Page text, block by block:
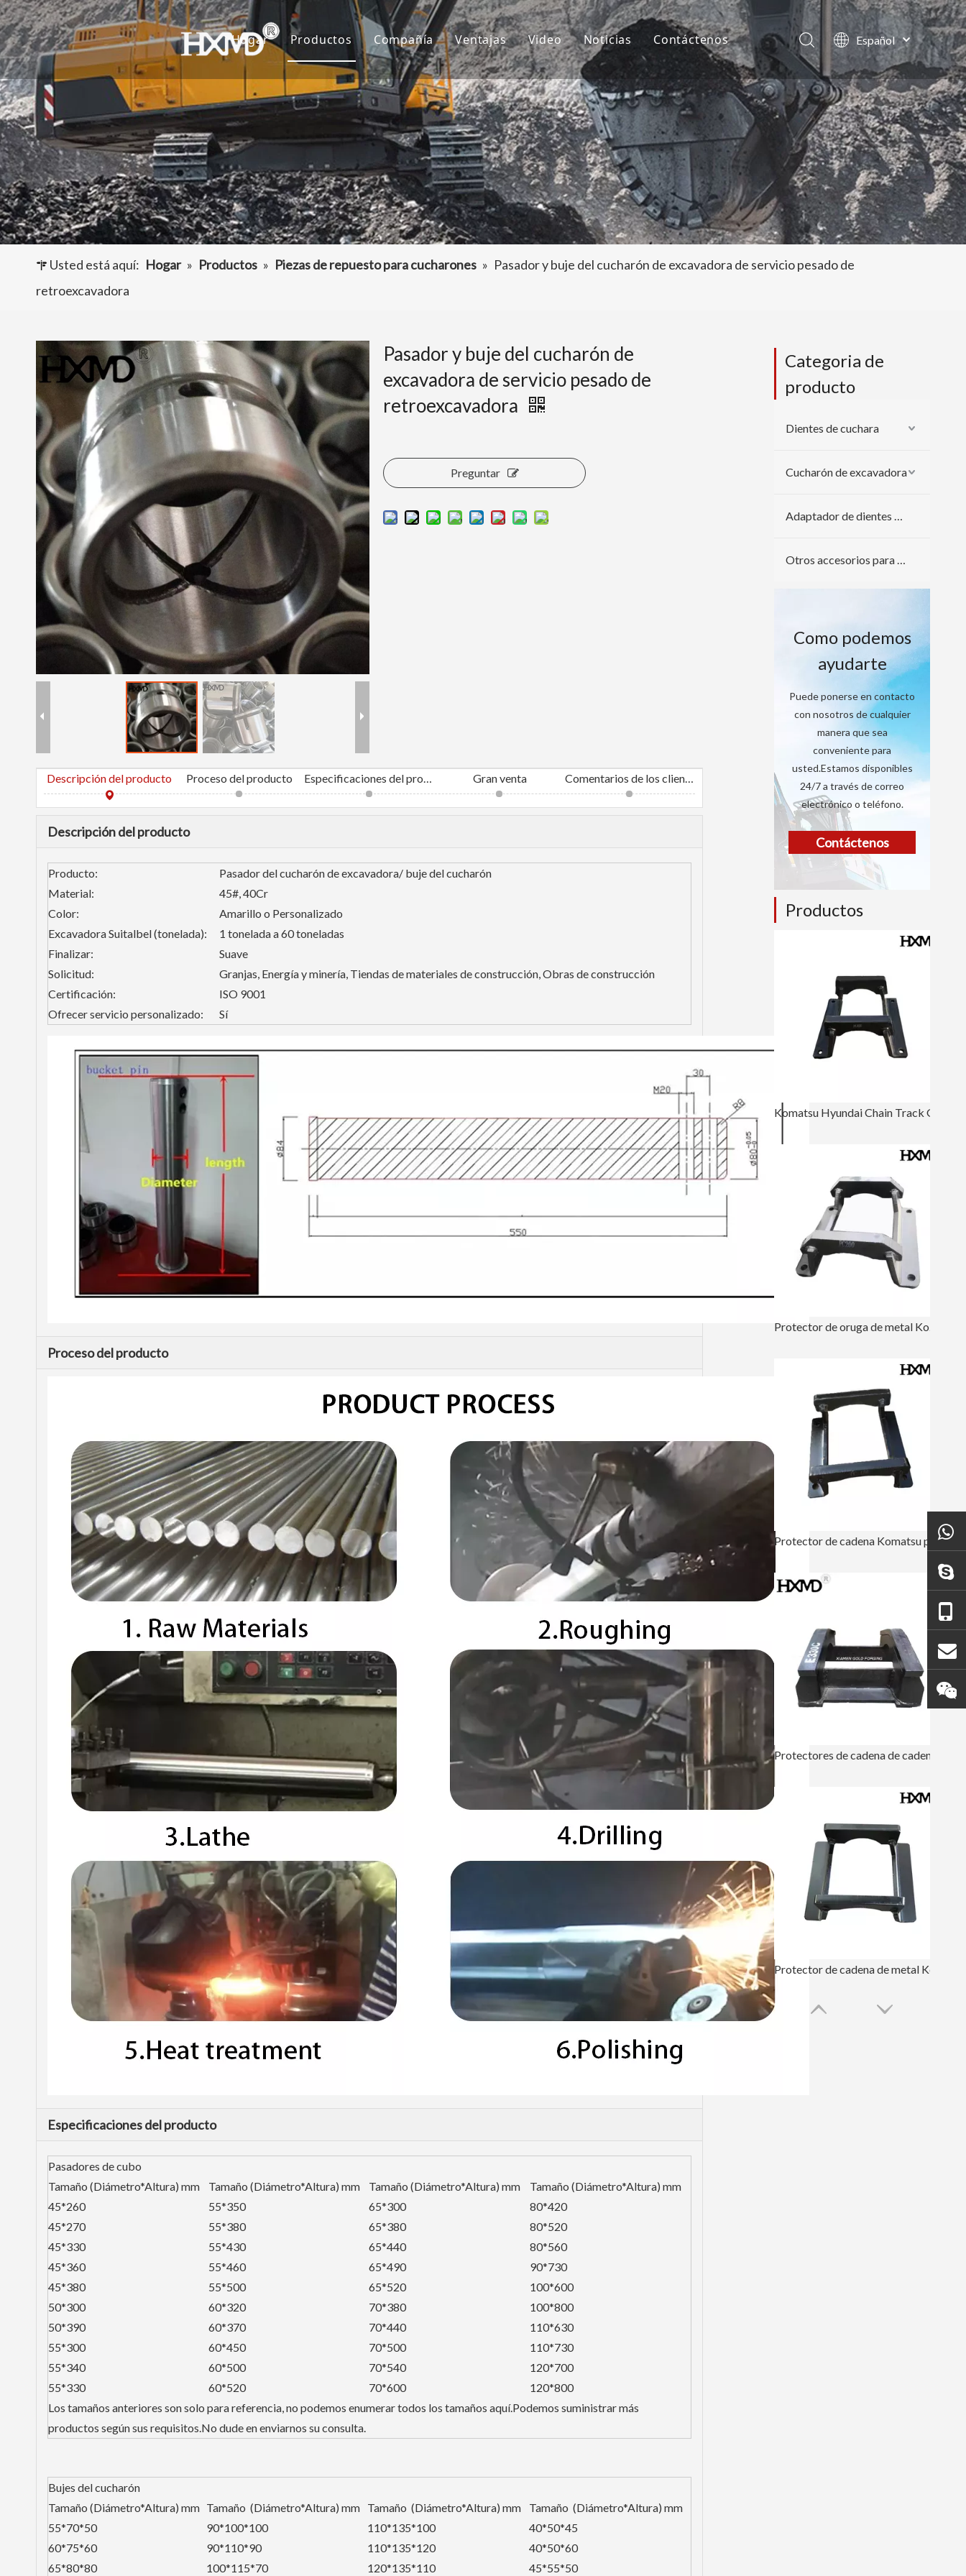
Hogar Productos
Dientes de cubo
Cubo de excavadora
Adaptador de dientes de cubo
Otros accesorios para excavadoras
Compañía
Sobre nosotros
Cultura
Preguntas más frecuentes
Ventajas
I+D
Producción
Servicio
Video Noticias
Noticias de la compañía
Proyectos
Contáctenos
Español
English
العربية
Français
Pусский
Português
Usted está aquí: Hogar » Productos » Piezas de repuesto para cucharones » Pasador y buje del cucharón de excavadora de servicio pesado de
retroexcavadora
Pasador y buje del cucharón de
excavadora de servicio pesado de
retroexcavadora
Preguntar
Descripción del producto Proceso del producto Especificaciones del producto Gran venta Comentarios de los clientes
Descripción del producto
Producto:
Pasador del cucharón de excavadora/ buje del cucharón
Material:
45#, 40Cr
Color:
Amarillo o Personalizado
Excavadora Suitalbel (tonelada):
1 tonelada a 60 toneladas
Finalizar:
Suave
Solicitud:
Granjas, Energía y minería, Tiendas de materiales de construcción, Obras de construcción
Certificación:
ISO 9001
Ofrecer servicio personalizado:
Sí
Proceso del producto
Especificaciones del producto
Pasadores de cubo
Tamaño (Diámetro*Altura) mm
Tamaño (Diámetro*Altura) mm Tamaño (Diámetro*Altura) mm
Tamaño (Diámetro*Altura) mm
45*260
55*350 65*300
80*420
45*270
55*380 65*380
80*520
45*330
55*430 65*440
80*560
45*360
55*460 65*490
90*730
45*380
55*500 65*520
100*600
50*300
60*320 70*380
100*800
50*390
60*370 70*440
110*630
55*300
60*450 70*500
110*730
55*340
60*500 70*540
120*700
55*330
60*520 70*600
120*800
Los tamaños anteriores son solo para referencia, no podemos enumerar todos los tamaños aquí.Podemos suministrar más
productos según sus requisitos.No dude en enviarnos su consulta.
Bujes del cucharón
Tamaño (Diámetro*Altura) mm Tamaño (Diámetro*Altura) mm Tamaño (Diámetro*Altura) mm
Tamaño (Diámetro*Altura) mm
55*70*50
90*100*100 110*135*100
40*50*45
60*75*60
90*110*90 110*135*120
40*50*60
65*80*80
100*115*70 120*135*110 45*55*50
Categoria de
producto
Dientes de cuchara
Cucharón de excavadora
Adaptador de dientes de cuchara
Otros accesorios para excavadoras
Como podemos
ayudarte
Puede ponerse en contacto
con nosotros de cualquier
manera que sea
conveniente para
usted.Estamos disponibles
24/7 a través de correo
electrónico o teléfono.
Contáctenos
Productos
Protector de oruga de metal Komatsu para piezas de tren de rodaje PC200
Protector de cadena Komatsu para excavadora PC120